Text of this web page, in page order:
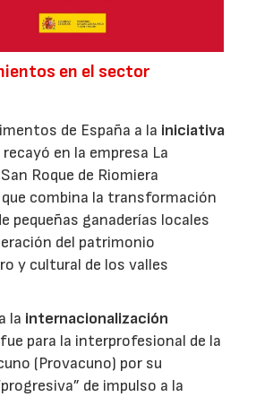
en el sector
de España a la iniciativa
recayó en la empresa La
Roque de Riomiera
que combina la transformación
pequeñas ganaderías locales
del patrimonio
y cultural de los valles
la internacionalización
fue para la interprofesional de la
(Provacuno) por su
de impulso a la